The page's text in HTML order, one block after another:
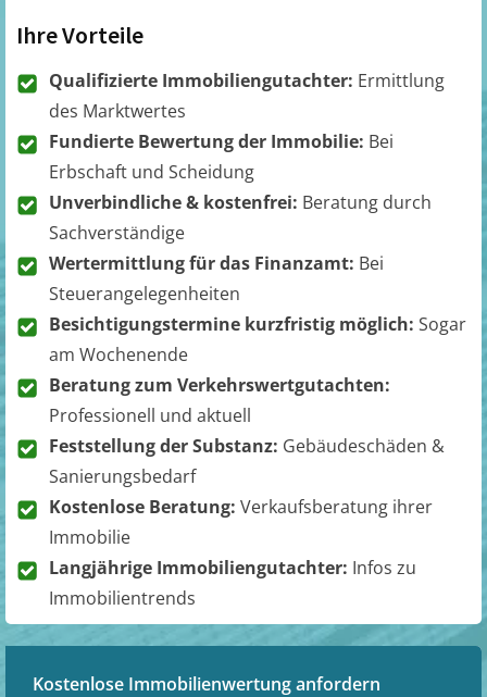
Ihre Vorteile
Qualifizierte Immobiliengutachter: Ermittlung
des Marktwertes
Fundierte Bewertung der Immobilie: Bei
Erbschaft und Scheidung
Unverbindliche & kostenfrei: Beratung durch
Sachverständige
Wertermittlung für das Finanzamt: Bei
Steuerangelegenheiten
Besichtigungstermine kurzfristig möglich: Sogar
am Wochenende
Beratung zum Verkehrswertgutachten:
Professionell und aktuell
Feststellung der Substanz: Gebäudeschäden &
Sanierungsbedarf
Kostenlose Beratung: Verkaufsberatung ihrer
Immobilie
Langjährige Immobiliengutachter: Infos zu
Immobilientrends
Kostenlose Immobilienwertung anfordern